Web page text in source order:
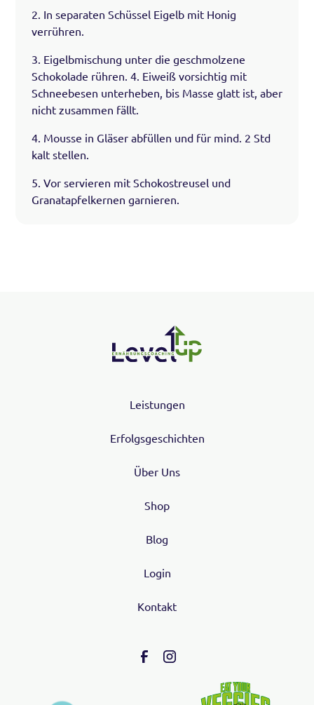
2. In separaten Schüssel Eigelb mit Honig
verrühren.
3. Eigelbmischung unter die geschmolzene
Schokolade rühren. 4. Eiweiß vorsichtig mit
Schneebesen unterheben, bis Masse glatt ist, aber
nicht zusammen fällt.
4. Mousse in Gläser abfüllen und für mind. 2 Std
kalt stellen.
5. Vor servieren mit Schokostreusel und
Granatapfelkernen garnieren.
Leistungen
Erfolgsgeschichten
Über Uns
Shop
Blog
Login
Kontakt